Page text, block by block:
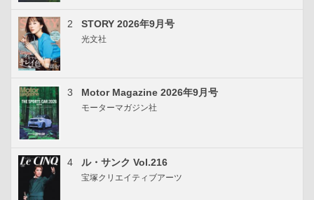
2 STORY 2026年9月号
光文社
3 Motor Magazine 2026年9月号
モーターマガジン社
4 ル・サンク Vol.216
宝塚クリエイティブアーツ